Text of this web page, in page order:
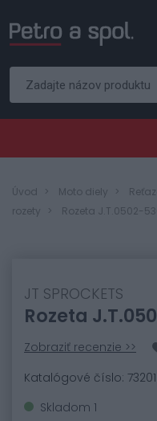
Úvod Moto diely
rozety
Rozeta J.T.0502-
JT SPROCKETS
Rozeta
Zobraziť recenzie >>
Katalógové číslo: 73201
Skladom 1